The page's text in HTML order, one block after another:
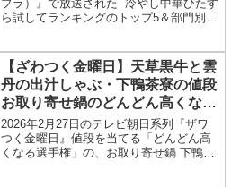
プラ）』で放送された 冷やし中華ひたす
ら試してランキングのトップ5＆部門別1
とに、コンビニ、スーパーなどで買える
13種類の...
【ざわつく金曜日】天草黒牛と雲
丹の出汁しゃぶ・下鴨茶寮の値段
お取り寄せ鍋のどんどん高くなる
選手権2026年2月27日
2026年2月27日のテレビ朝日系列『ザワ
つく金曜日』値段を当てる「どんどん高
くなる選手権」の、お取り寄せ鍋 下鴨茶